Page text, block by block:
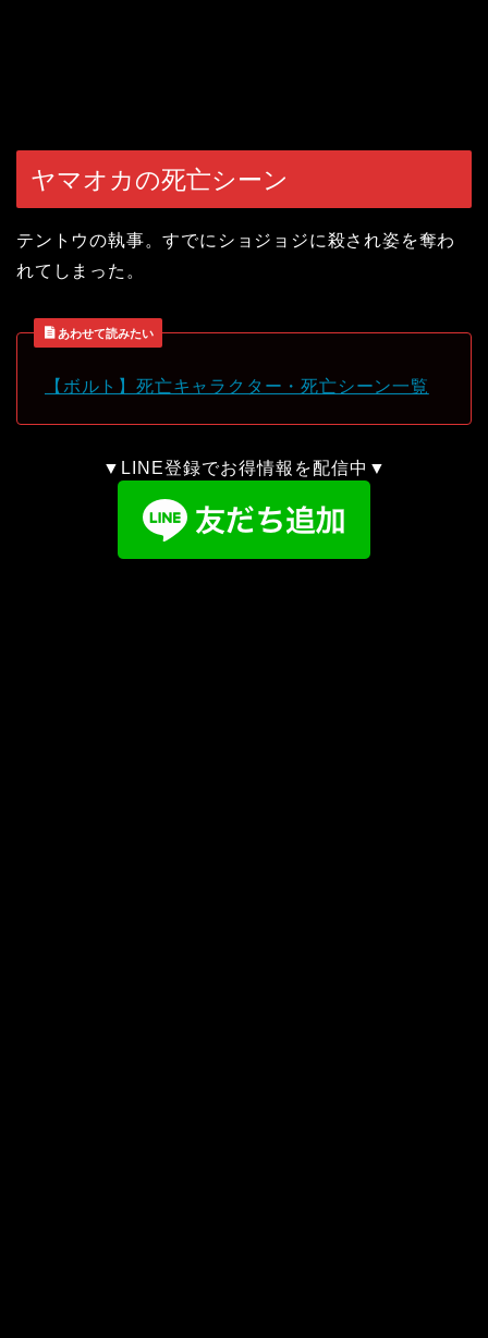
ヤマオカの死亡シーン
テントウの執事。すでにショジョジに殺され姿を奪わ
れてしまった。
あわせて読みたい
【ボルト】死亡キャラクター・死亡シーン一覧
▼LINE登録でお得情報を配信中▼